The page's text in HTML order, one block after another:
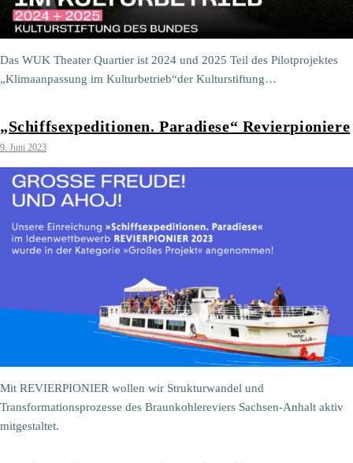
Das WUK Theater Quartier ist 2024 und 2025 Teil des Pilotprojektes
„Klimaanpassung im Kulturbetrieb“der Kulturstiftung…
„Schiffsexpeditionen. Paradiese“ Revierpioniere
9. Juni 2023
Mit REVIERPIONIER wollen wir Strukturwandel und
Transformationsprozesse des Braunkohlereviers Sachsen-Anhalt aktiv
mitgestaltet.